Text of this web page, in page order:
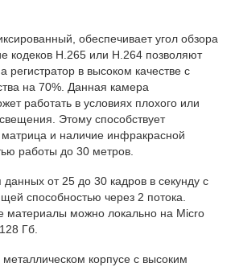
обеспечивает угол обзора
кодеков H.265 или H.264 позволяют
регистратор в высоком качестве с
на 70%. Данная камера
работать в условиях плохого или
Этому способствует
матрица и наличие инфракрасной
работы до 30 метров.
от 25 до 30 кадров в секунду с
способностью через 2 потока.
материалы можно локально на Micro
Гб.
корпусе с высоким